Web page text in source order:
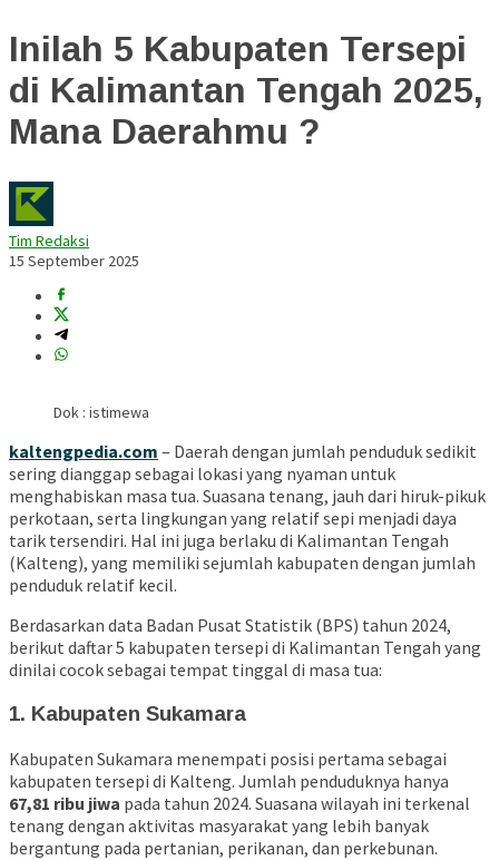
Inilah 5 Kabupaten Tersepi
di Kalimantan Tengah 2025,
Mana Daerahmu ?
Tim Redaksi
15 September 2025
Dok : istimewa
kaltengpedia.com – Daerah dengan jumlah penduduk sedikit
sering dianggap sebagai lokasi yang nyaman untuk
menghabiskan masa tua. Suasana tenang, jauh dari hiruk-pikuk
perkotaan, serta lingkungan yang relatif sepi menjadi daya
tarik tersendiri. Hal ini juga berlaku di Kalimantan Tengah
(Kalteng), yang memiliki sejumlah kabupaten dengan jumlah
penduduk relatif kecil.
Berdasarkan data Badan Pusat Statistik (BPS) tahun 2024,
berikut daftar 5 kabupaten tersepi di Kalimantan Tengah yang
dinilai cocok sebagai tempat tinggal di masa tua:
1. Kabupaten Sukamara
Kabupaten Sukamara menempati posisi pertama sebagai
kabupaten tersepi di Kalteng. Jumlah penduduknya hanya
67,81 ribu jiwa pada tahun 2024. Suasana wilayah ini terkenal
tenang dengan aktivitas masyarakat yang lebih banyak
bergantung pada pertanian, perikanan, dan perkebunan.